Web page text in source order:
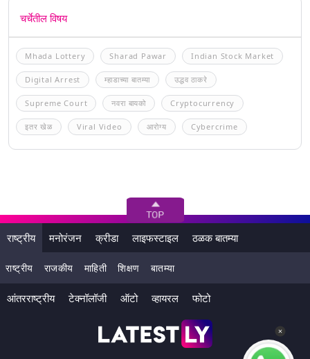
चर्चेतील विषय
Mhada Lottery Sharad Pawar Indian Stock Market
Digital Arrest म्हाडाच्या बातम्या उद्धव ठाकरे
Supreme Court नवरा बायको Cryptocurrency
इतर खेळ Viral Video आरोग्य Cybercrime
राष्ट्रीय मनोरंजन क्रीडा लाइफस्टाइल ठळक बातम्या
राष्ट्रीय राजकीय माहिती शिक्षण बातम्या
आंतरराष्ट्रीय टेक्नॉलॉजी ऑटो व्हायरल फोटो